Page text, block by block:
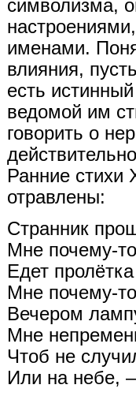
символизма,
именами.
влияния,
есть
ведомой им
говорить о
Ранние стихи
отравлены:
Странник
Мне почему-
Едет
Мне почему-
Вечером
Мне
Чтоб не
Или на небе,